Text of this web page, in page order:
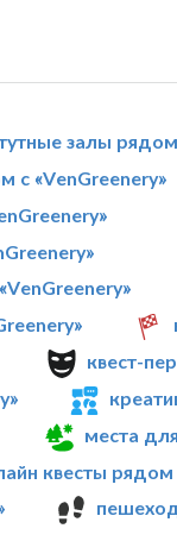
залы
«VenGreenery»
квест-
места
квесты рядом